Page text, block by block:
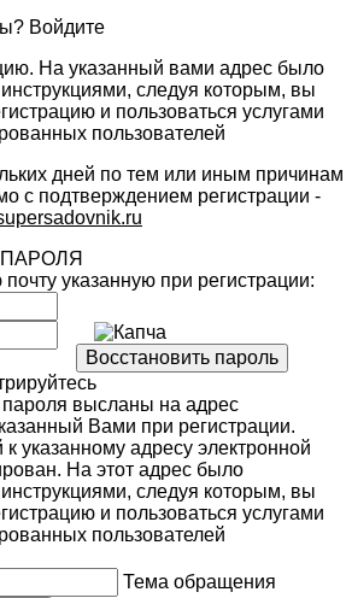
Войдите
На указанный вами адрес было
следуя которым, вы
и пользоваться услугами
пользователей
дней по тем или иным причинам
с подтверждением регистрации -
указанную при регистрации:
высланы на адрес
Вами при регистрации.
указанному адресу электронной
На этот адрес было
следуя которым, вы
и пользоваться услугами
пользователей
Тема обращения